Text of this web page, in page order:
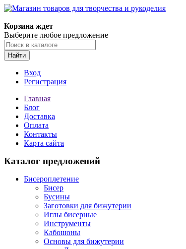
Корзина ждет
Выберите любое предложение
Найти
Вход
Регистрация
Главная
Блог
Доставка
Оплата
Контакты
Карта сайта
Каталог предложений
Бисероплетение
Бисер
Бусины
Заготовки для бижутерии
Иглы бисерные
Инструменты
Кабошоны
Основы для бижутерии